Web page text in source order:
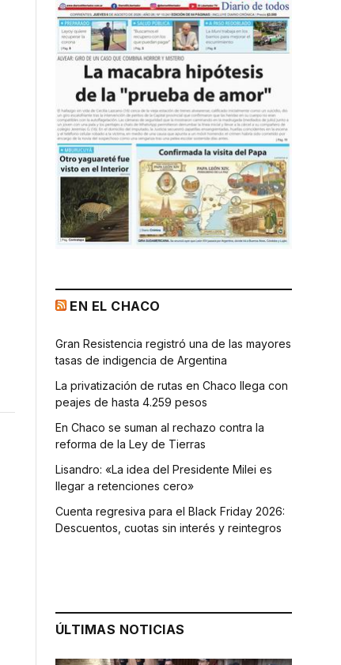
EN EL CHACO
Gran Resistencia registró una de las mayores
tasas de indigencia de Argentina
La privatización de rutas en Chaco llega con
peajes de hasta 4.259 pesos
En Chaco se suman al rechazo contra la
reforma de la Ley de Tierras
Lisandro: «La idea del Presidente Milei es
llegar a retenciones cero»
Cuenta regresiva para el Black Friday 2026:
Descuentos, cuotas sin interés y reintegros
ÚLTIMAS NOTICIAS